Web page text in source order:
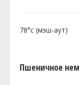
78°c (мэш-аут)
Пшеничное